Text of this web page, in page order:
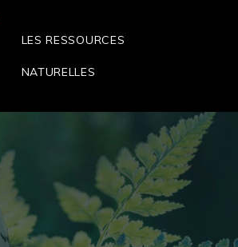
LES RESSOURCES
NATURELLES